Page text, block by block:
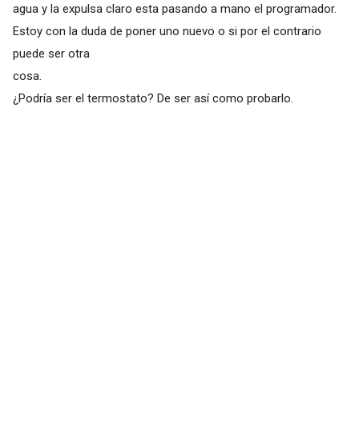
agua y la expulsa claro esta pasando a mano el programador.
Estoy con la duda de poner uno nuevo o si por el contrario
puede ser otra
cosa.
¿Podría ser el termostato? De ser así como probarlo.